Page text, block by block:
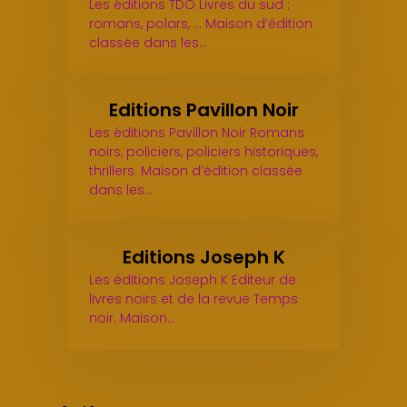
Les éditions TDO Livres du sud :
romans, polars, ... Maison d’édition
classée dans les…
Editions Pavillon Noir
Les éditions Pavillon Noir Romans
noirs, policiers, policiers historiques,
thrillers. Maison d’édition classée
dans les…
Editions Joseph K
Les éditions Joseph K Editeur de
livres noirs et de la revue Temps
noir. Maison…